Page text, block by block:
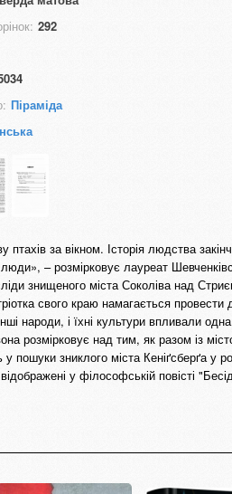
292
Піраміда
за вікном. Історія людства
– розмірковує лауреат
знищеного міста Соколіва над
свого краю намагається провести
народи, і їхні культури впливали
розмірковує над тим, як разом із
пошуки зниклого міста Кеніґсберґа у
у філософській повісті